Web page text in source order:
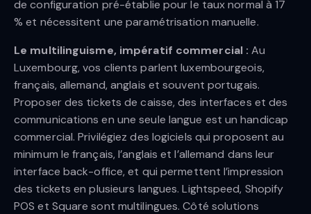
de configuration pré-établie pour le taux normal à 17
% et nécessitent une paramétrisation manuelle.
Le multilinguisme, impératif commercial : Au
Luxembourg, vos clients parlent luxembourgeois,
français, allemand, anglais et souvent portugais.
Proposer des tickets de caisse, des interfaces et des
communications en une seule langue est un handicap
commercial. Privilégiez des logiciels qui proposent au
minimum le français, l’anglais et l’allemand dans leur
interface back-office, et qui permettent l’impression
des tickets en plusieurs langues. Lightspeed, Shopify
POS et Square sont multilingues. Côté solutions